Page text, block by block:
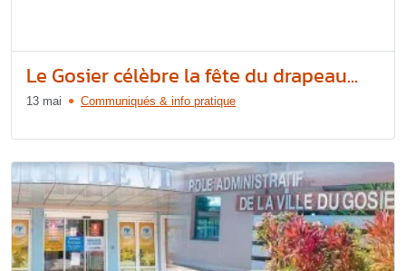
Le Gosier célèbre la fête du drapeau...
13 mai Communiqués & info pratique